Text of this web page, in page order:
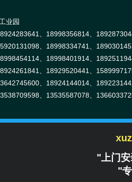
业园
、18998356814、
、18998334741、
、18998401914、
、18929520441、
、18924144014、
、13535587078、
"上门
"